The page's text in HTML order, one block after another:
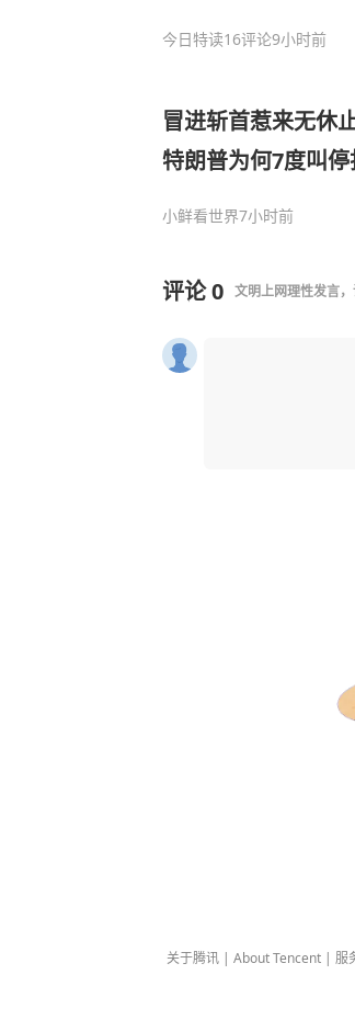
今日特读16评论9小时前
冒进斩首惹来无休
特朗普为何7度叫停
小鲜看世界7小时前
评论0 文明上网理性发言
关于腾讯 | About Tencent | 服